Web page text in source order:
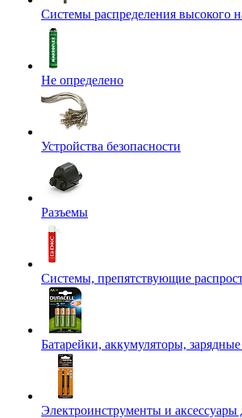
Системы распределения высокого
Не определено
Устройства безопасности
Разъемы
Системы, препятствующие
Батарейки, аккумуляторы, зарядные
Электроинструменты и аксессуары